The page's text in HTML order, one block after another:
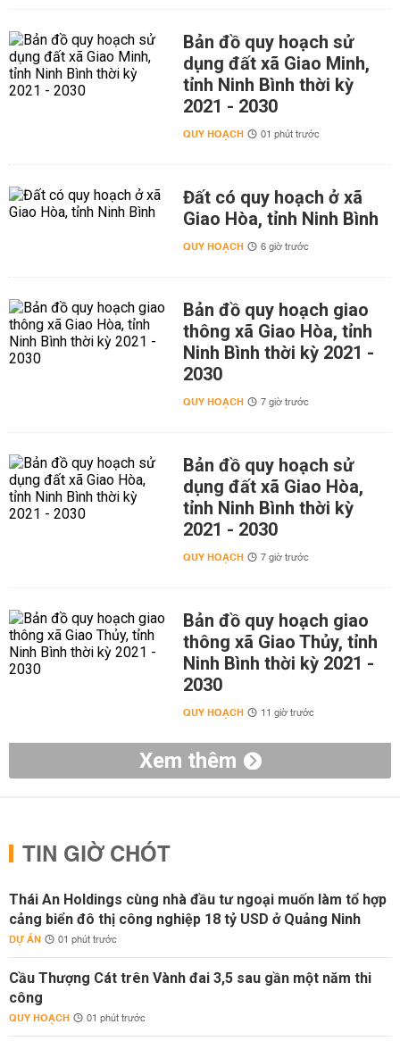
Bản đồ quy hoạch sử
dụng đất xã Giao Minh,
tỉnh Ninh Bình thời kỳ
2021 - 2030
QUY HOẠCH 01 phút trước
Đất có quy hoạch ở xã
Giao Hòa, tỉnh Ninh Bình
QUY HOẠCH 6 giờ trước
Bản đồ quy hoạch giao
thông xã Giao Hòa, tỉnh
Ninh Bình thời kỳ 2021 -
2030
QUY HOẠCH 7 giờ trước
Bản đồ quy hoạch sử
dụng đất xã Giao Hòa,
tỉnh Ninh Bình thời kỳ
2021 - 2030
QUY HOẠCH 7 giờ trước
Bản đồ quy hoạch giao
thông xã Giao Thủy, tỉnh
Ninh Bình thời kỳ 2021 -
2030
QUY HOẠCH 11 giờ trước
Xem thêm
TIN GIỜ CHÓT
Thái An Holdings cùng nhà đầu tư ngoại muốn làm tổ hợp
cảng biển đô thị công nghiệp 18 tỷ USD ở Quảng Ninh
DỰ ÁN 01 phút trước
Cầu Thượng Cát trên Vành đai 3,5 sau gần một năm thi
công
QUY HOẠCH 01 phút trước